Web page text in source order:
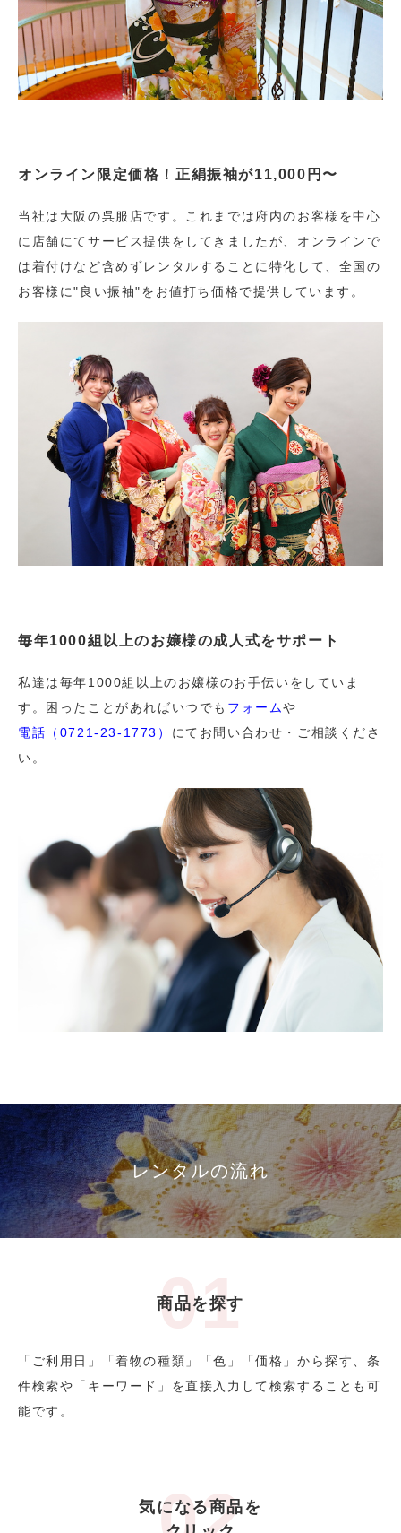
オンライン限定価格！正絹振袖が11,000円〜
当社は大阪の呉服店です。これまでは府内のお客様を中心
に店舗にてサービス提供をしてきましたが、オンラインで
は着付けなど含めずレンタルすることに特化して、全国の
お客様に"良い振袖"をお値打ち価格で提供しています。
毎年1000組以上のお嬢様の成人式をサポート
私達は毎年1000組以上のお嬢様のお手伝いをしていま
す。困ったことがあればいつでも フォームや
電話（0721-23-1773） にてお問い合わせ・ご相談くださ
い。
レンタルの流れ
商品を探す
「ご利用日」「着物の種類」「色」「価格」から探す、条
件検索や「キーワード」を直接入力して検索することも可
能です。
気になる商品を